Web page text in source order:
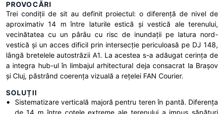
PROVOCĂRI
Trei condiții de sit au definit proiectul: o diferență de nivel de
aproximativ 14 m între laturile estică și vestică ale terenului,
vecinătatea cu un pârâu cu risc de inundații pe latura nord-
vestică și un acces dificil prin intersecție periculoasă pe DJ 148,
lângă bretelele autostrăzii A1. La acestea s-a adăugat cerința de
a integra hub-ul în limbajul arhitectural deja consacrat la Brașov
și Cluj, păstrând coerența vizuală a rețelei FAN Courier.
SOLUȚII
Sistematizare verticală majoră pentru teren în pantă. Diferența
de 14 m între cotele extreme ale terenului a impus săpături